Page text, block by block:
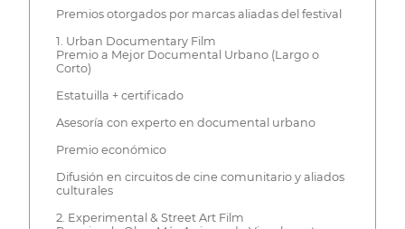
Premios otorgados por marcas aliadas del festival
1. Urban Documentary Film
Premio a Mejor Documental Urbano (Largo o
Corto)
Estatuilla + certificado
Asesoría con experto en documental urbano
Premio económico
Difusión en circuitos de cine comunitario y aliados
culturales
2. Experimental & Street Art Film